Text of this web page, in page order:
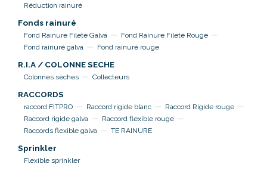
Réduction rainuré
Fonds rainuré
Fond Rainure Fileté Galva
Fond Rainure Fileté Rouge
Fond rainuré galva
Fond rainuré rouge
R.I.A / COLONNE SECHE
Colonnes sèches Collecteurs
RACCORDS
raccord FITPRO Raccord rigide blanc
Raccord Rigide rouge
Raccord rigide galva
Raccord flexible rouge
Raccords flexible galva
TE RAINURE
Sprinkler
Flexible sprinkler